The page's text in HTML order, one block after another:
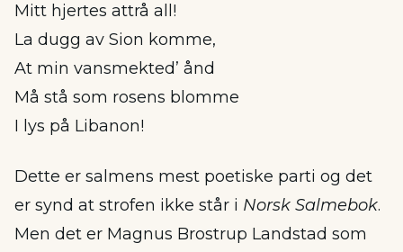
Mitt hjertes attrå all!
La dugg av Sion komme,
At min vansmekted’ ånd
Må stå som rosens blomme
I lys på Libanon!
Dette er salmens mest poetiske parti og det
er synd at strofen ikke står i Norsk Salmebok.
Men det er Magnus Brostrup Landstad som